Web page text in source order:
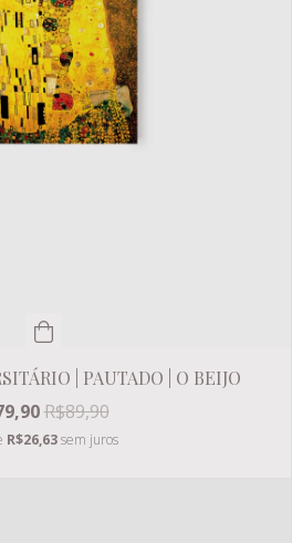
| PAUTADO | O BEIJO
R$89,90
R$26,63sem juros